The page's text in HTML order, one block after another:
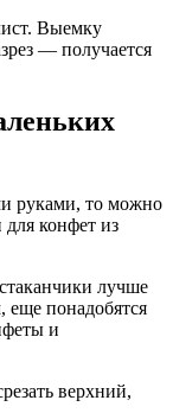
Выемку
— получается
руками, то можно
для конфет из
лучше
понадобятся
и
верхний,